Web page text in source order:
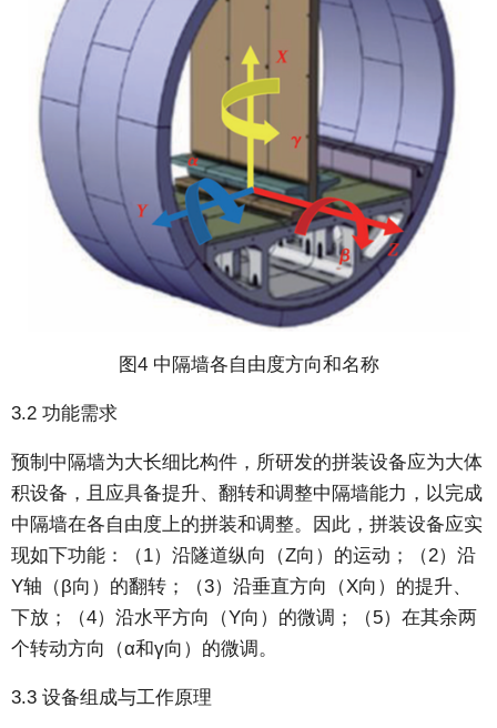
图4 中隔墙各自由度方向和名称
3.2 功能需求
预制中隔墙为大长细比构件，所研发的拼装设备应为大体
积设备，且应具备提升、翻转和调整中隔墙能力，以完成
中隔墙在各自由度上的拼装和调整。因此，拼装设备应实
现如下功能：（1）沿隧道纵向（Z向）的运动；（2）沿
Y轴（β向）的翻转；（3）沿垂直方向（X向）的提升、
下放；（4）沿水平方向（Y向）的微调；（5）在其余两
个转动方向（α和γ向）的微调。
3.3 设备组成与工作原理